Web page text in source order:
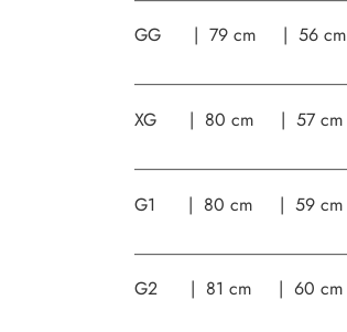
GG | 79 cm | 56 cm
XG | 80 cm | 57 cm
G1 | 80 cm | 59 cm
G2 | 81 cm | 60 cm